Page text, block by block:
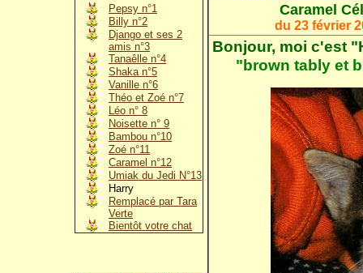
Pepsy n°1
Billy n°2
Django et ses 2
amis n°3
Tanaêlle n°4
Shaka n°5
Vanille n°6
Théo et Zoé n°7
Léo n° 8
Noisette n° 9
Bambou n°10
Zoé n°11
Caramel n°12
Umiak du Jedi N°13
Harry
Remplacé par Tara
Verte
Bientôt votre chat
Caramel
du 23 février
Bonjour, moi c'est
"brown tably et